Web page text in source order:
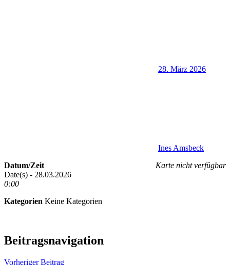
28. März 2026
Ines Amsbeck
Karte nicht verfügbar
Datum/Zeit
Date(s) - 28.03.2026
0:00
Kategorien Keine Kategorien
Beitragsnavigation
Vorheriger Beitrag